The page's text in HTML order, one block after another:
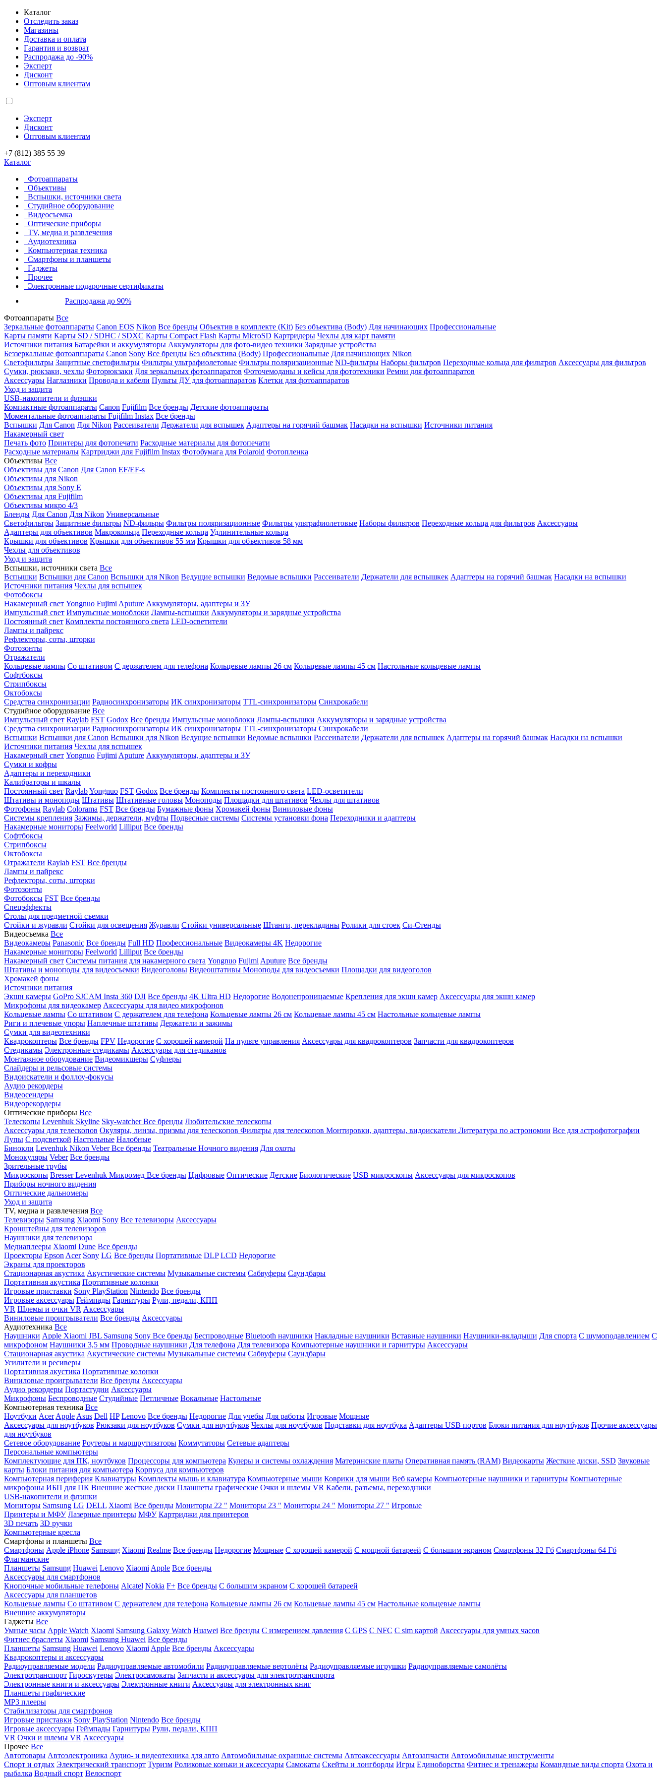
Каталог
Отследить заказ
Магазины
Доставка и оплата
Гарантия и возврат
Распродажа до -90%
Эксперт
Дисконт
Оптовым клиентам
Эксперт
Дисконт
Оптовым клиентам
+7 (812) 385 55 39
Каталог
Фотоаппараты
Объективы
Вспышки, источники света
Студийное оборудование
Видеосъемка
Оптические приборы
TV, медиа и развлечения
Аудиотехника
Компьютерная техника
Смартфоны и планшеты
Гаджеты
Прочее
Электронные подарочные сертификаты
Распродажа до 90%
Фотоаппараты Все
Зеркальные фотоаппараты Canon EOS Nikon Все бренды Объектив в комплекте (Kit) Без объектива (Body) Для начинающих Профессиональные
Карты памяти Карты SD / SDHC / SDXC Карты Compact Flash Карты MicroSD Картридеры Чехлы для карт памяти
Источники питания Батарейки и аккумуляторы Аккумуляторы для фото-видео техники Зарядные устройства
Беззеркальные фотоаппараты Canon Sony Все бренды Без объектива (Body) Профессиональные Для начинающих Nikon
Светофильтры Защитные светофильтры Фильтры ультрафиолетовые Фильтры поляризационные ND-фильтры Наборы фильтров Переходные кольца для фильтров Аксессуары для фильтров
Сумки, рюкзаки, чехлы Фоторюкзаки Для зеркальных фотоаппаратов Фоточемоданы и кейсы для фототехники Ремни для фотоаппаратов
Аксессуары Наглазники Провода и кабели Пульты ДУ для фотоаппаратов Клетки для фотоаппаратов
Уход и защита
USB-накопители и флэшки
Компактные фотоаппараты Canon Fujifilm Все бренды Детские фотоаппараты
Моментальные фотоаппараты Fujifilm Instax Все бренды
Вспышки Для Canon Для Nikon Рассеиватели Держатели для вспышек Адаптеры на горячий башмак Насадки на вспышки Источники питания
Накамерный свет
Печать фото Принтеры для фотопечати Расходные материалы для фотопечати
Расходные материалы Картриджи для Fujifilm Instax Фотобумага для Polaroid Фотопленка
Объективы Все
Объективы для Canon Для Canon EF/EF-s
Объективы для Nikon
Объективы для Sony E
Объективы для Fujifilm
Объективы микро 4/3
Бленды Для Canon Для Nikon Универсальные
Светофильтры Защитные фильтры ND-фильры Фильтры поляризационные Фильтры ультрафиолетовые Наборы фильтров Переходные кольца для фильтров Аксессуары
Адаптеры для объективов Макрокольца Переходные кольца Удлинительные кольца
Крышки для объективов Крышки для объективов 55 мм Крышки для объективов 58 мм
Чехлы для объективов
Уход и защита
Вспышки, источники света Все
Вспышки Вспышки для Canon Вспышки для Nikon Ведущие вспышки Ведомые вспышки Рассеиватели Держатели для вспышкек Адаптеры на горячий башмак Насадки на вспышки
Источники питания Чехлы для вспышек
Фотобоксы
Накамерный свет Yongnuo Fujimi Aputure Аккумуляторы, адаптеры и ЗУ
Импульсный свет Импульсные моноблоки Лампы-вспышки Аккумуляторы и зарядные устройства
Постоянный свет Комплекты постоянного света LED-осветители
Лампы и пайрекс
Рефлекторы, соты, шторки
Фотозонты
Отражатели
Кольцевые лампы Со штативом С держателем для телефона Кольцевые лампы 26 см Кольцевые лампы 45 см Настольные кольцевые лампы
Софтбоксы
Стрипбоксы
Октобоксы
Средства синхронизации Радиосинхронизаторы ИК синхронизаторы TTL-синхронизаторы Синхрокабели
Студийное оборудование Все
Импульсный свет Raylab FST Godox Все бренды Импульсные моноблоки Лампы-вспышки Аккумуляторы и зарядные устройства
Средства синхронизации Радиосинхронизаторы ИК синхронизаторы TTL-синхронизаторы Синхрокабели
Вспышки Вспышки для Canon Вспышки для Nikon Ведущие вспышки Ведомые вспышки Рассеиватели Держатели для вспышек Адаптеры на горячий башмак Насадки на вспышки
Источники питания Чехлы для вспышек
Накамерный свет Yongnuo Fujimi Aputure Аккумуляторы, адаптеры и ЗУ
Сумки и кофры
Адаптеры и переходники
Калибраторы и шкалы
Постоянный свет RaylabYongnuo FST Godox Все бренды Комплекты постоянного света LED-осветители
Штативы и моноподы Штативы Штативные головы Моноподы Площадки для штативов Чехлы для штативов
Фотофоны Raylab Colorama FST Все бренды Бумажные фоны Хромакей фоны Виниловые фоны
Системы крепления Зажимы, держатели, муфты Подвесные системы Системы установки фона Переходники и адаптеры
Накамерные мониторы Feelworld Lilliput Все бренды
Софтбоксы
Стрипбоксы
Октобоксы
Отражатели Raylab FST Все бренды
Лампы и пайрекс
Рефлекторы, соты, шторки
Фотозонты
Фотобоксы FST Все бренды
Спецэффекты
Столы для предметной съемки
Стойки и журавли Стойки для освещения Журавли Стойки универсальные Штанги, перекладины Ролики для стоек Си-Стенды
Видеосъемка Все
Видеокамеры Panasonic Все бренды Full HD Профессиональные Видеокамеры 4K Недорогие
Накамерные мониторы Feelworld Lilliput Все бренды
Накамерный свет Системы питания для накамерного света Yongnuo Fujimi Aputure Все бренды
Штативы и моноподы для видеосъемки Видеоголовы Видеоштативы Моноподы для видеосъемки Площадки для видеоголов
Хромакей фоны
Источники питания
Экшн камеры GoPro SJCAM Insta 360 DJI Все бренды 4K Ultra HD Недорогие Водонепроницаемые Крепления для экшн камер Аксессуары для экшн камер
Микрофоны для видеокамер Аксессуары для видео микрофонов
Кольцевые лампы Со штативом C держателем для телефона Кольцевые лампы 26 см Кольцевые лампы 45 см Настольные кольцевые лампы
Риги и плечевые упоры Наплечные штативы Держатели и зажимы
Сумки для видеотехники
Квадрокоптеры Все бренды FPV Недорогие С хорошей камерой На пульте управления Аксессуары для квадрокоптеров Запчасти для квадрокоптеров
Стедикамы Электронные стедикамы Аксессуары для стедикамов
Монтажное оборудование Видеомикшеры Суфлеры
Слайдеры и рельсовые системы
Видоискатели и фоллоу-фокусы
Аудио рекордеры
Видеосендеры
Видеорекордеры
Оптические приборы Все
Телескопы Levenhuk Skyline Sky-watcherВсе бренды Любительские телескопы
Аксессуары для телескопов Окуляры, линзы, призмы для телескопов Фильтры для телескопов Монтировки, адаптеры, видоискатели Литература по астрономии Все для астрофотографии
Лупы С подсветкой Настольные Налобные
Бинокли Levenhuk Nikon VeberВсе бренды Театральные Ночного видения Для охоты
Монокуляры Veber Все бренды
Зрительные трубы
Микроскопы BresserLevenhuk Микромед Все бренды Цифровые Оптические Детские Биологические USB микроскопы Аксессуары для микроскопов
Приборы ночного видения
Оптические дальномеры
Уход и защита
TV, медиа и развлечения Все
Телевизоры Samsung Xiaomi Sony Все телевизоры Аксессуары
Кронштейны для телевизоров
Наушники для телевизора
Медиаплееры Xiaomi Dune Все бренды
Проекторы Epson Acer Sony LG Все бренды Портативные DLP LCD Недорогие
Экраны для проекторов
Стационарная акустика Акустические системы Музыкальные системы Сабвуферы Саундбары
Портативная акустика Портативные колонки
Игровые приставки Sony PlayStation Nintendo Все бренды
Игровые аксессуары Геймпады Гарнитуры Рули, педали, КПП
VR Шлемы и очки VR Аксессуары
Виниловые проигрыватели Все бренды Аксессуары
Аудиотехника Все
Наушники Apple Xiaomi JBL Samsung Sony Все бренды Беспроводные Bluetooth наушники Накладные наушники Вставные наушники Наушники-вкладыши Для спорта С шумоподавлением С
микрофоном Наушники 3,5 мм Проводные наушники Для телефона Для телевизора Компьютерные наушники и гарнитуры Аксессуары
Стационарная акустика Акустические системы Музыкальные системы Сабвуферы Саундбары
Усилители и ресиверы
Портативная акустика Портативные колонки
Виниловые проигрыватели Все бренды Аксессуары
Аудио рекордеры Портастудии Аксессуары
Микрофоны Беспроводные Студийные Петличные Вокальные Настольные
Компьютерная техника Все
Ноутбуки Acer Apple Asus Dell HP Lenovo Все бренды Недорогие Для учебы Для работы Игровые Мощные
Аксессуары для ноутбуков Рюкзаки для ноутбуков Сумки для ноутбуков Чехлы для ноутбуков Подставки для ноутбука Адаптеры USB портов Блоки питания для ноутбуков Прочие аксессуары
для ноутбуков
Сетевое оборудование Роутеры и маршрутизаторы Коммутаторы Сетевые адаптеры
Персональные компьютеры
Комплектующие для ПК, ноутбуков Процессоры для компьютера Кулеры и системы охлаждения Материнские платы Оперативная память (RAM) Видеокарты Жесткие диски, SSD Звуковые
карты Блоки питания для компьютера Корпуса для компьютеров
Компьютерная периферия Клавиатуры Комплекты мышь и клавиатура Компьютерные мыши Коврики для мыши Веб камеры Компьютерные наушники и гарнитуры Компьютерные
микрофоны ИБП для ПК Внешние жесткие диски Планшеты графические Очки и шлемы VR Кабели, разъемы, переходники
USB-накопители и флэшки
Мониторы Samsung LG DELL Xiaomi Все бренды Мониторы 22 " Мониторы 23 " Мониторы 24 " Мониторы 27 " Игровые
Принтеры и МФУ Лазерные принтеры МФУ Картриджи для принтеров
3D печать 3D ручки
Компьютерные кресла
Смартфоны и планшеты Все
Смартфоны Apple iPhone Samsung Xiaomi Realme Все бренды Недорогие Мощные С хорошей камерой С мощной батареей С большим экраном Смартфоны 32 Гб Смартфоны 64 Гб
Флагманские
Планшеты Samsung Huawei Lenovo Xiaomi Apple Все бренды
Аксессуары для смартфонов
Кнопочные мобильные телефоны Alcatel Nokia F+ Все бренды С большим экраном С хорошей батареей
Аксессуары для планшетов
Кольцевые лампы Со штативом C держателем для телефона Кольцевые лампы 26 см Кольцевые лампы 45 см Настольные кольцевые лампы
Внешние аккумуляторы
Гаджеты Все
Умные часы Apple Watch Xiaomi Samsung Galaxy Watch Huawei Все бренды C измерением давления C GPS C NFC C sim картой Аксессуары для умных часов
Фитнес браслеты Xiaomi Samsung Huawei Все бренды
Планшеты Samsung Huawei Lenovo Xiaomi Apple Все бренды Аксессуары
Квадрокоптеры и аксессуары
Радиоуправляемые модели Радиоуправляемые автомобили Радиоуправляемые вертолёты Радиоуправляемые игрушки Радиоуправляемые самолёты
Электротранспорт Гироскутеры Электросамокаты Запчасти и аксессуары для электротранспорта
Электронные книги и аксессуары Электронные книги Аксессуары для электронных книг
Планшеты графические
MP3 плееры
Стабилизаторы для смартфонов
Игровые приставки Sony PlayStation Nintendo Все бренды
Игровые аксессуары Геймпады Гарнитуры Рули, педали, КПП
VR Очки и шлемы VR Аксессуары
Прочее Все
Автотовары Автоэлектроника Аудио- и видеотехника для авто Автомобильные охранные системы Автоаксессуары Автозапчасти Автомобильные инструменты
Спорт и отдых Электрический транспорт Туризм Роликовые коньки и аксессуары Самокаты Скейты и лонгборды Игры Единоборства Фитнес и тренажеры Командные виды спорта Охота и
рыбалка Водный спорт Велоспорт